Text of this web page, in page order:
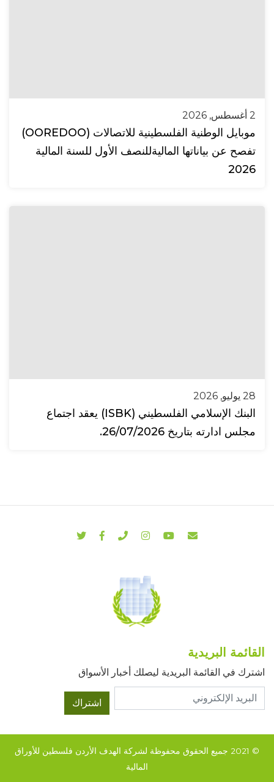
2 أغسطس, 2026
موبايل الوطنية الفلسطينية للاتصالات (OOREDOO)
تفصح عن بياناتها الماليةللنصف الأول للسنة المالية
2026
28 يوليو, 2026
البنك الإسلامي الفلسطيني (ISBK) يعقد اجتماع
مجلس ادارته بتاريخ 26/07/2026.
القائمة البريدية
اشترك في القائمة البريدية ليصلك أخبار الأسواق
اشتراك
© 2021 جميع الحقوق محفوظة لشركة الهدف الأردن فلسطين للأوراق
المالية